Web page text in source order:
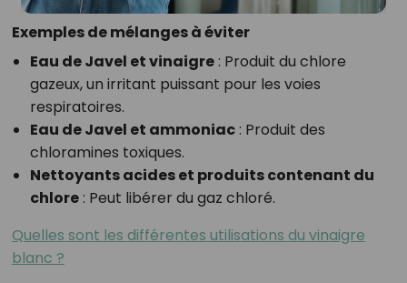
Exemples de mélanges à éviter
Eau de Javel et vinaigre: Produit du chlore
gazeux, un irritant puissant pour les voies
respiratoires.
Eau de Javel et ammoniac: Produit des
chloramines toxiques.
Nettoyants acides et produits contenant du
chlore: Peut libérer du gaz chloré.
Quelles sont les différentes utilisations du vinaigre
blanc ?